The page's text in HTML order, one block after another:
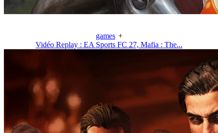
games +
Vidéo Replay : EA Sports FC 27, Mafia : The...